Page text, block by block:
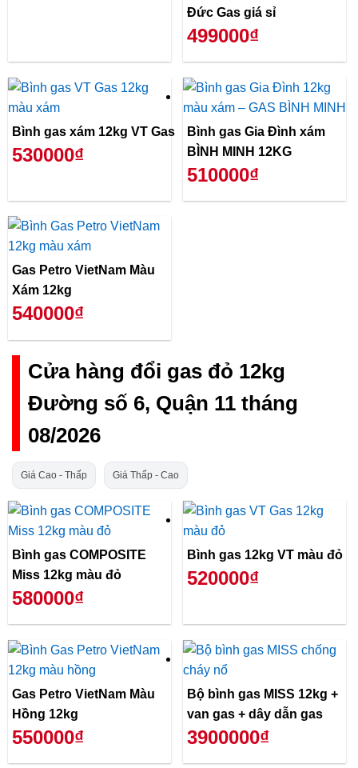
Đức Gas giá sỉ
499000₫
Bình gas xám 12kg VT Gas
530000₫
Bình gas Gia Đình xám
BÌNH MINH 12KG
510000₫
Gas Petro VietNam Màu
Xám 12kg
540000₫
Cửa hàng đổi gas đỏ 12kg
Đường số 6, Quận 11 tháng
08/2026
Giá Cao - Thấp Giá Thấp - Cao
Bình gas COMPOSITE
Miss 12kg màu đỏ
580000₫
Bình gas 12kg VT màu đỏ
520000₫
Gas Petro VietNam Màu
Hồng 12kg
550000₫
Bộ bình gas MISS 12kg +
van gas + dây dẫn gas
3900000₫